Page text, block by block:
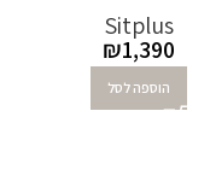
Sitplus
₪1,390
הוספה לסל